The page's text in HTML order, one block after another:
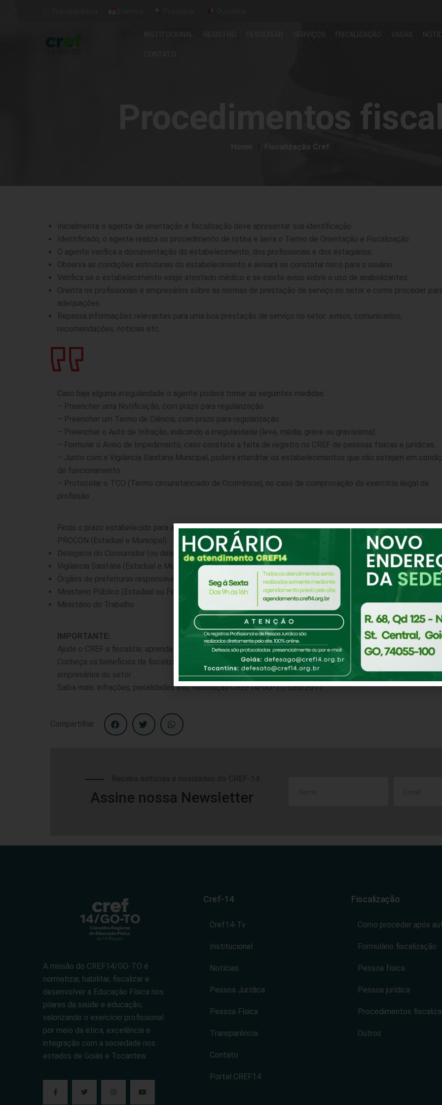
INSTITUCIONAL SERVIÇOS FISCALIZAÇÃO VAGAS
Procedimentos
Fiscalização Cref
Inicialmente o agente de orientação e fiscalização deve apresentar sua identificação.
Identificado, o agente realiza os procedimento de rotina e lavra o Termo de Orientação e Fiscalização.
O agente verifica a documentação do estabelecimento, dos profissionais e dos estagiários.
Observa as condições estruturais do estabelecimento e avisará se constatar risco para o usuário.
Verifica se o estabelecimento exige atestado médico e se existe aviso sobre o uso de anabolizantes.
Orienta os profissionais e empresários sobre as normas de prestação de serviço no setor e como proceder
adequações.
Repassa informações relevantes para uma boa prestação de serviço no setor: avisos, comunicados,
recomendações, notícias etc.
Caso haja alguma irregularidade o agente poderá tomar as seguintes medidas:
– Preencher uma Notificação, com prazo para regularização.
– Preencher um Termo de Ciência, com prazo para regularização.
– Preencher o Auto de Infração, indicando a irregularidade (leve, média, grave ou gravíssima).
– Formular o Aviso de Impedimento, caso constate a falta de registro no CREF de pessoas físicas e jurídicas.
– Junto com a Vigilância Sanitária Municipal, poderá interditar os estabelecimentos que não estejam em
de funcionamento.
– Protocolar o TCO (Termo circunstanciado de Ocorrência), no caso de comprovação do exercício ilegal da
profissão.
Findo o prazo estabelecido para a regularização o CREF encaminhará denúncias para seguintes órgãos:
PROCON (Estadual e Municipal)
Delegacia do Consumidor (ou delegacia correlata)
Vigilancia Sanitária (Estadual e Municipal)
Órgãos de prefeituras responsáveis pela emissão da alvará de funcionamento ou da fiscalização e posturas
Ministerio Público (Estadual ou Federal)
Ministério do Trabalho
IMPORTANTE:
Ajude o CREF a fiscalizar, aprenda como fazerDENÚNCIAS.
Conheça os beneficios da fiscalização dos CREFs para a sociedade, profissionais, estudantes, faculdades e
empresários do setor.
Saiba mais: infrações, penalidades etc: ResoluçãoCREF14/GO-TO 055/2017.
Compartilhar
Assine nossa Newsletter
A missão do CREF14/GO-TO é
normatizar, habilitar, fiscalizar e
desenvolver a Educação Física nos
pilares da saúde e educação,
valorizando o exercício profissional
por meio da ética, excelência e
integração com a sociedade nos
estados de Goiás e Tocantins.
Cref-14
Cref14-Tv
Institucional
Notícias
Pessoa Jurídica
Pessoa Física
Transparência
Contato
Portal CREF14
Fiscalização
Como proceder após
Formulário fiscalização
Pessoa física
Pessoa jurídica
Procedimentos
Outros